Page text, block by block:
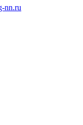
nn.ru